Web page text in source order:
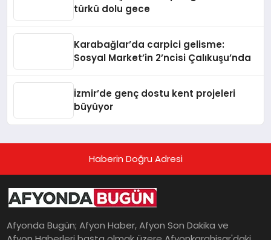
türkü dolu gece
Karabağlar’da carpici gelisme:
Sosyal Market’in 2’ncisi Çalıkuşu’nda
İzmir’de genç dostu kent projeleri
büyüyor
Haberin Doğru Adresi
Afyonda Bugün; Afyon Haber, Afyon Son Dakika ve